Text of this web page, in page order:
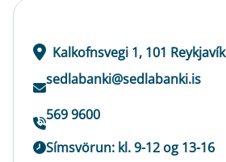
Kalkofnsvegi 1, 101 Reykjavík
sedlabanki@sedlabanki.is
569 9600
Símsvörun: kl. 9-12 og 13-16